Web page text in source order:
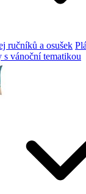
ručníků a osušek
s vánoční tematikou